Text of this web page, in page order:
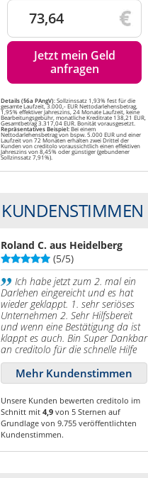
73,64
Jetzt mein Geld
anfragen
Details (§6a PAngV): Sollzinssatz 1,93% fest für die
gesamte Laufzeit, 3.000,- EUR Nettodarlehensbetrag,
1,95% effektiver Jahreszins, 24 Monate Laufzeit, keine
Bearbeitungsgebühr, monatliche Kreditrate 138,21 EUR,
Gesamtbetrag 3.317,04 EUR. Bonität vorausgesetzt.
Repräsentatives Beispiel:Bei einem
Nettodarlehensbetrag von bspw. 5.000 EUR und einer
Laufzeit von 72 Monaten erhalten zwei Drittel der
Kunden von creditolo voraussichtlich einen effektiven
Jahreszins von 8,45% oder günstiger (gebundener
Sollzinssatz 7,91%).
KUNDENSTIMMEN
Roland C. aus Heidelberg
(5/5)
Ich habe jetzt zum 2. mal ein
Darlehen eingereicht und es hat
wieder geklappt. 1. sehr seriöses
Unternehmen 2. Sehr Hilfsbereit
und wenn eine Bestätigung da ist
klappt es auch. Bin Super Dankbar
an creditolo für die schnelle Hilfe
Mehr Kundenstimmen
Unsere Kunden bewerten creditolo im
Schnitt mit 4,9 von 5 Sternen auf
Grundlage von 9.755 veröffentlichten
Kundenstimmen.